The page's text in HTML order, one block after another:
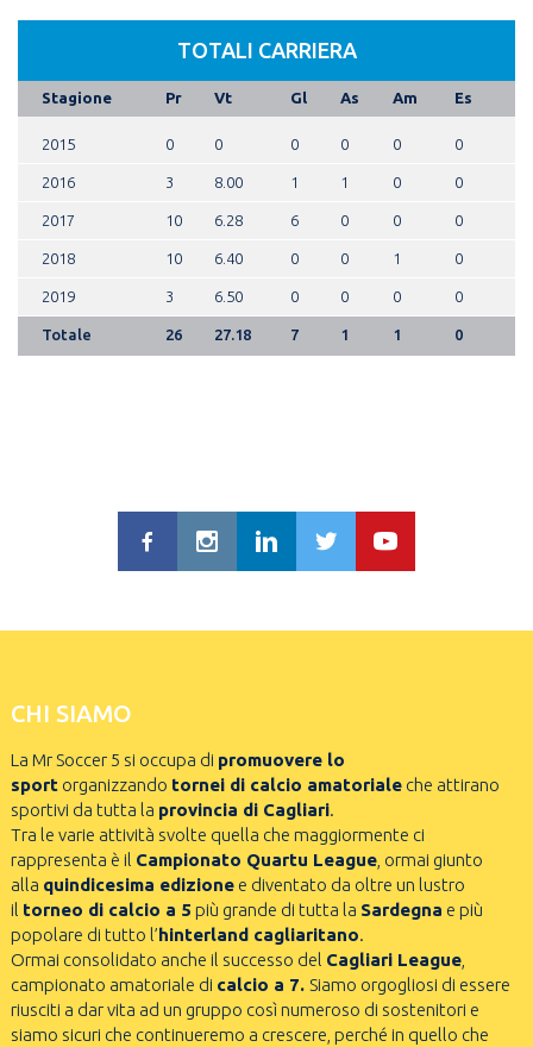
TOTALI CARRIERA
Stagione Pr Vt Gl As Am Es
2015 0 0 0 0 0 0
2016 3 8.00 1 1 0 0
2017 10 6.28 6 0 0 0
2018 10 6.40 0 0 1 0
2019 3 6.50 0 0 0 0
Totale 26 27.18 7 1 1 0
CHI SIAMO
La Mr Soccer 5 si occupa di promuovere lo
sportorganizzando tornei di calcio amatorialeche attirano
sportivi da tutta la provincia di Cagliari.
Tra le varie attività svolte quella che maggiormente ci
rappresenta è il Campionato Quartu League, ormai giunto
alla quindicesima edizionee diventato da oltre un lustro
il torneo di calcio a 5 più grande di tutta la Sardegna e più
popolare di tutto l’hinterland cagliaritano.
Ormai consolidato anche il successo del Cagliari League,
campionato amatoriale di calcio a 7. Siamo orgogliosi di essere
riusciti a dar vita ad un gruppo così numeroso di sostenitori e
siamo sicuri che continueremo a crescere, perché in quello che